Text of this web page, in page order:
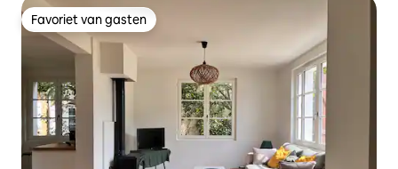
Favoriet van gasten
Favoriet van gasten